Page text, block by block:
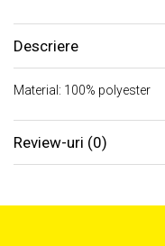
Descriere
Material: 100% polyester
Review-uri (0)